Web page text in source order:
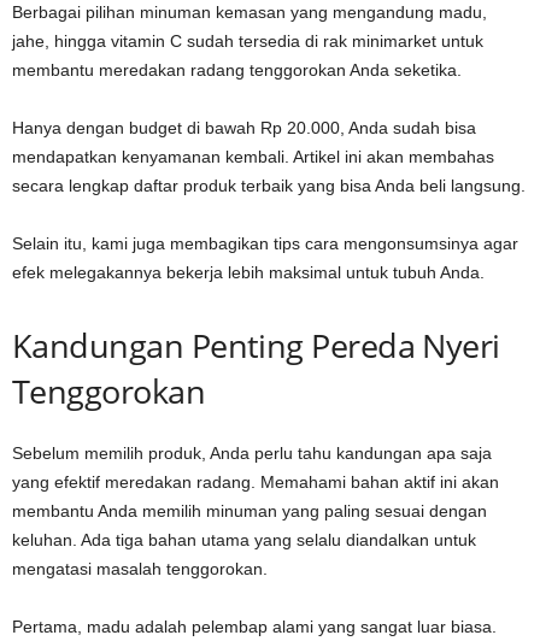
Berbagai pilihan minuman kemasan yang mengandung madu,
jahe, hingga vitamin C sudah tersedia di rak minimarket untuk
membantu meredakan radang tenggorokan Anda seketika.
Hanya dengan budget di bawah Rp 20.000, Anda sudah bisa
mendapatkan kenyamanan kembali. Artikel ini akan membahas
secara lengkap daftar produk terbaik yang bisa Anda beli langsung.
Selain itu, kami juga membagikan tips cara mengonsumsinya agar
efek melegakannya bekerja lebih maksimal untuk tubuh Anda.
Kandungan Penting Pereda Nyeri
Tenggorokan
Sebelum memilih produk, Anda perlu tahu kandungan apa saja
yang efektif meredakan radang. Memahami bahan aktif ini akan
membantu Anda memilih minuman yang paling sesuai dengan
keluhan. Ada tiga bahan utama yang selalu diandalkan untuk
mengatasi masalah tenggorokan.
Pertama, madu adalah pelembap alami yang sangat luar biasa.